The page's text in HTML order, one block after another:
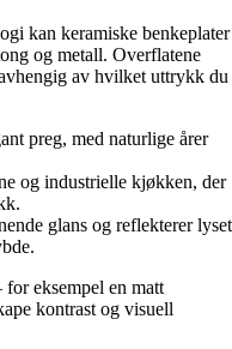
kan keramiske benkeplater
og metall. Overflatene
av hvilket uttrykk du
preg, med naturlige årer
og industrielle kjøkken, der
glans og reflekterer lyset
eksempel en matt
kontrast og visuell